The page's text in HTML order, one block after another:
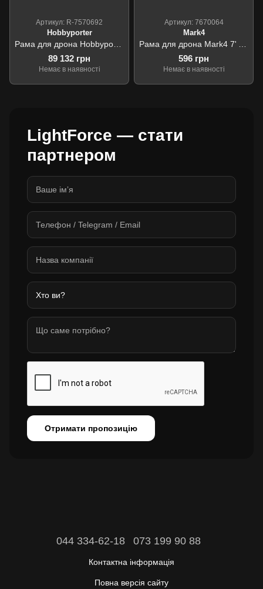
Артикул: R-7570692
Hobbyporter
89 132 грн
Немає в наявності
Артикул: 7670064
Mark4
596 грн
Немає в наявності
LightForce — стати
партнером
Отримати пропозицію
044 334-62-18 073 199 90 88
Контактна інформація
Повна версія сайту